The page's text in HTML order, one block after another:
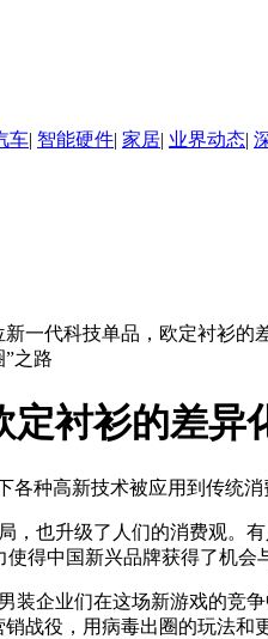
车| 智能硬件| 家居| 业界动态|
新一代科技单品，欧定衬衫的
衬衫的差异
各种高新技术被应用到传统
，也升级了人们的消费观。
得中国新兴品牌获得了机会
装企业们在这场新游戏的竞
战役，用病毒出圈的玩法